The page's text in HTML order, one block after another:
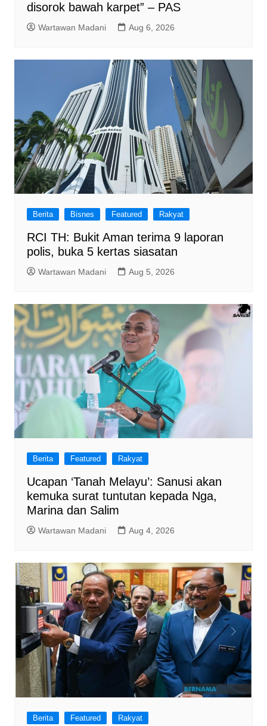
disorok bawah karpet” – PAS
Wartawan Madani Aug 6, 2026
Berita Bisnes Featured Rakyat
RCI TH: Bukit Aman terima 9 laporan
polis, buka 5 kertas siasatan
Wartawan Madani Aug 5, 2026
Berita Featured Rakyat
Ucapan ‘Tanah Melayu’: Sanusi akan
kemuka surat tuntutan kepada Nga,
Marina dan Salim
Wartawan Madani Aug 4, 2026
Berita Featured Rakyat